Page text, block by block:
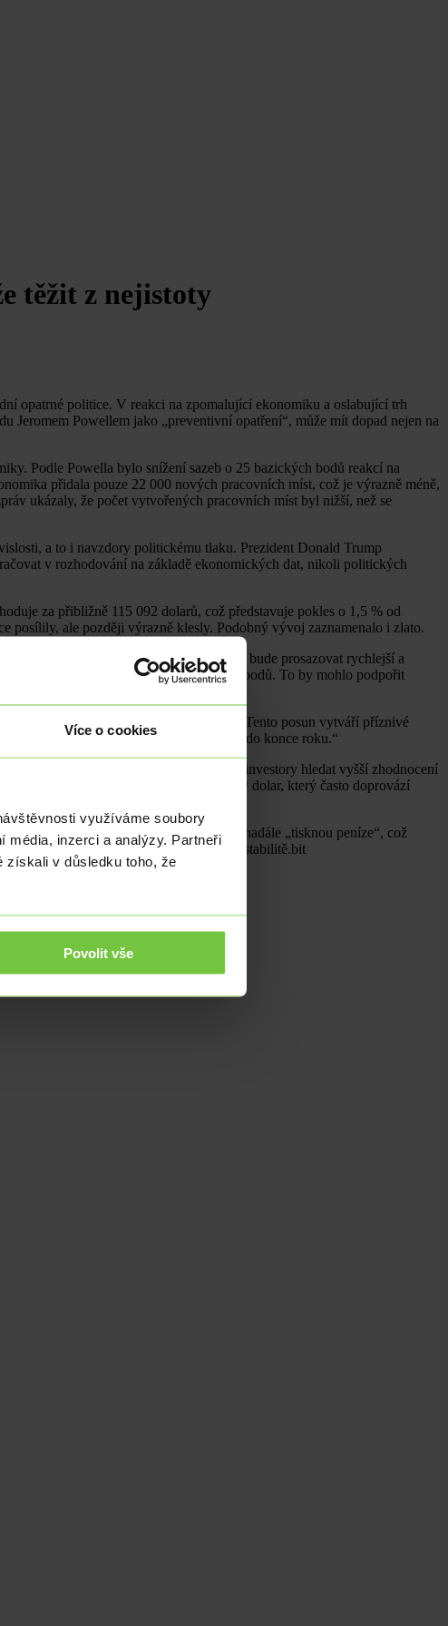
Více o cookies
využíváme soubory
média, inzerci a analýzy. Partneři
získali v důsledku toho, že
Povolit vše
těžit z nejistoty
opatrné politice. V reakci na zpomalující ekonomiku a oslabující trh
Jeromem Powellem jako „preventivní opatření“, může mít dopad nejen na
Podle Powella bylo snížení sazeb o 25 bazických bodů reakcí na
přidala pouze 22 000 nových pracovních míst, což je výrazně méně,
ukázaly, že počet vytvořených pracovních míst byl nižší, než se
a to i navzdory politickému tlaku. Prezident Donald Trump
v rozhodování na základě ekonomických dat, nikoli politických
za přibližně 115 092 dolarů, což představuje pokles o 1,5 % od
posílily, ale později výrazně klesly. Podobný vývoj zaznamenalo i zlato.
nástupce Powella pravděpodobně bude prosazovat rychlejší a
další možné snížení o 50 bazických bodů. To by mohlo podpořit
politiky, pokud to situace vyžaduje. Tento posun vytváří příznivé
půdu pro nová maxima bitcoinu do konce roku.“
aktiv, jako jsou státní dluhopisy, nutí investory hledat vyšší zhodnocení
nejistoty. Navíc oslabující americký dolar, který často doprovází
může posílit dojem, že centrální banky nadále „tisknou peníze“, což
pojistka proti inflaci a ekonomické nestabilitě.bit